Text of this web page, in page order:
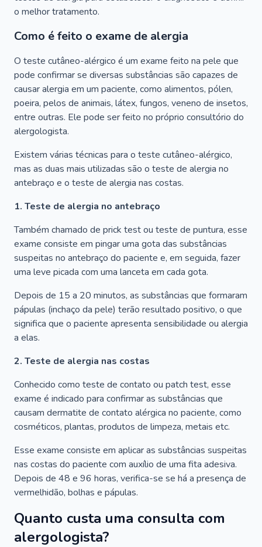
o melhor tratamento.
Como é feito o exame de alergia
O teste cutâneo-alérgico é um exame feito na pele que
pode confirmar se diversas substâncias são capazes de
causar alergia em um paciente, como alimentos, pólen,
poeira, pelos de animais, látex, fungos, veneno de insetos,
entre outras. Ele pode ser feito no próprio consultório do
alergologista.
Existem várias técnicas para o teste cutâneo-alérgico,
mas as duas mais utilizadas são o teste de alergia no
antebraço e o teste de alergia nas costas.
1. Teste de alergia no antebraço
Também chamado de prick test ou teste de puntura, esse
exame consiste em pingar uma gota das substâncias
suspeitas no antebraço do paciente e, em seguida, fazer
uma leve picada com uma lanceta em cada gota.
Depois de 15 a 20 minutos, as substâncias que formaram
pápulas (inchaço da pele) terão resultado positivo, o que
significa que o paciente apresenta sensibilidade ou alergia
a elas.
2. Teste de alergia nas costas
Conhecido como teste de contato ou patch test, esse
exame é indicado para confirmar as substâncias que
causam dermatite de contato alérgica no paciente, como
cosméticos, plantas, produtos de limpeza, metais etc.
Esse exame consiste em aplicar as substâncias suspeitas
nas costas do paciente com auxílio de uma fita adesiva.
Depois de 48 e 96 horas, verifica-se se há a presença de
vermelhidão, bolhas e pápulas.
Quanto custa uma consulta com
alergologista?